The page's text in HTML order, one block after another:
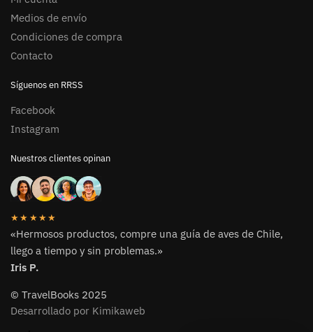
Medios de envío
Condiciones de compra
Contacto
Síguenos en RRSS
Facebook
Instagram
Nuestros clientes opinan
★★★★★
«Hermosos productos, compre una guía de aves de Chile,
llego a tiempo y sin problemas.»
Iris P.
© TravelBooks 2025
Desarrollado por Kimikaweb